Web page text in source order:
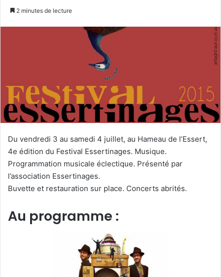
o
n
c
u
r
i
e
2 minutes de lecture
Du vendredi 3 au samedi 4 juillet, au Hameau de l’Essert,
4e édition du Festival Essertinages. Musique.
Programmation musicale éclectique. Présenté par
l’association Essertinages.
Buvette et restauration sur place. Concerts abrités.
Au programme :